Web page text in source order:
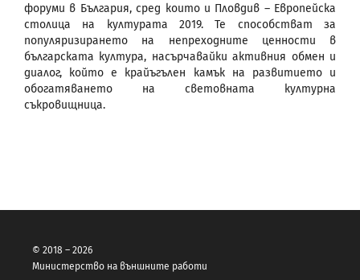
форуми в България, сред които и Пловдив – Европейска
столица на културата 2019. Те способстват за
популяризирането на непреходните ценности в
българската култура, насърчавайки активния обмен и
диалог, който е крайъгълен камък на развитието и
обогатяването на световната културна
съкровищница.
© 2018 – 2026
Министерство на външните работи